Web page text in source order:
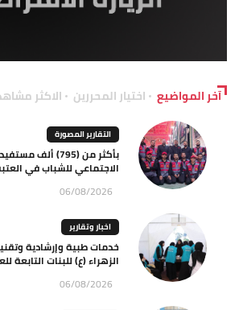
آخر المواضيع اختيار المحررين الاكثر
التقارير المصورة
بأكثر من (795)
الاجتماعي للشباب في
06/08/2026
اخبار وتقارير
خدمات طبية وإرشادية
الزهراء (ع) للبنات التابعة
06/08/2026